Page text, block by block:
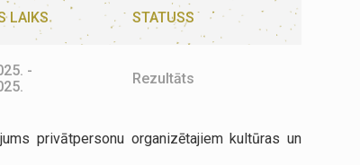
LAIKS STATUSS
-
Rezultāts
privātpersonu organizētajiem kultūras un